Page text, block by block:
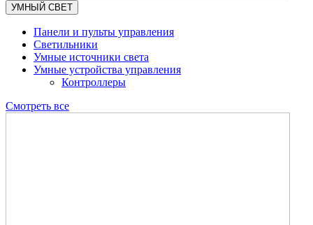
УМНЫЙ СВЕТ
Панели и пульты управления
Светильники
Умные источники света
Умные устройства управления
Контроллеры
Смотреть все